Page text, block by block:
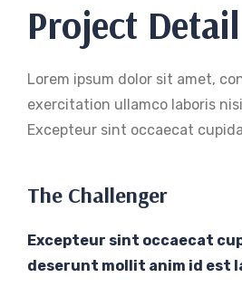
Project Detail
Lorem ipsum dolor sit amet,
exercitation ullamco laboris
Excepteur sint occaecat
The Challenger
Excepteur sint occaecat
deserunt mollit anim id est